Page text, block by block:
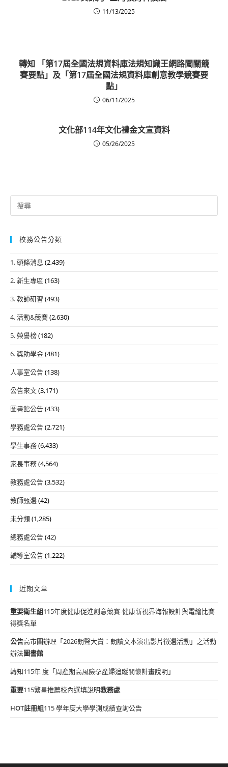
11/13/2025
轉知 「第17屆全國法規資料庫法規知識王網路闖關競
賽要點」及「第17屆全國法規資料庫創意教學競賽要
點」
06/11/2025
文化部114年文化禮金文宣資料
05/26/2025
Search
for:
校務公告分類
1. 頭條消息 (2,439)
2. 新生專區 (163)
3. 教師研習 (493)
4. 活動&競賽(2,630)
5. 榮譽榜(182)
6. 獎助學金(481)
人事室公告(138)
公告來文(3,171)
圖書館公告(433)
學務處公告(2,721)
學生事務(6,433)
家長事務(4,564)
教務處公告(3,532)
教師甄選(42)
未分類(1,285)
總務處公告(42)
輔導室公告(1,222)
近期文章
重要衛生組115年度健康促進創意競賽-健康新視界海報設計與電繪比賽
得獎名單
公告高市圖辦理「2026朗聲大賞：朗讀文本演出影片徵選活動」之活動
辦法圖書館
轉知115年 度「周產期高風險孕產婦追蹤關懷計畫說明」
重要115繁星推薦校內選填說明教務處
HOT註冊組115 學年度大學學測成績查詢公告